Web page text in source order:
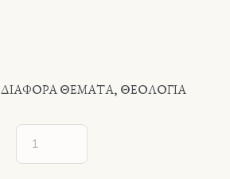
ΔΙΑΦΟΡΑ ΘΕΜΑΤΑ, ΘΕΟΛΟΓΙΑ